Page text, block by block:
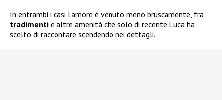
In entrambi i casi l’amore è venuto meno bruscamente, fra
tradimenti e altre amenità che solo di recente Luca ha
scelto di raccontare scendendo nei dettagli.